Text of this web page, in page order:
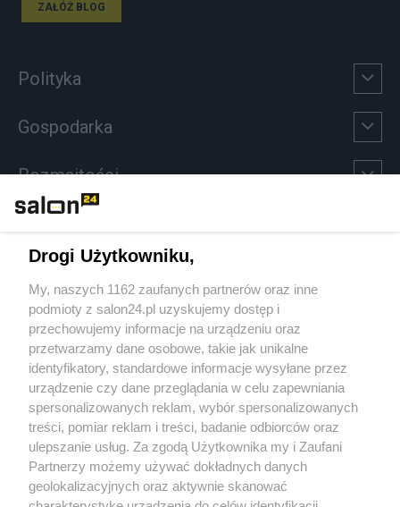
ZAŁÓŻ BLOG
Polityka
Gospodarka
Rozmaitości
Sport
Społeczeństwo
Kultura
X Facebook Instagram Youtube
Drogi Użytkowniku,
My, naszych 1162 zaufanych partnerów oraz inne
podmioty z salon24.pl uzyskujemy dostęp i
przechowujemy informacje na urządzeniu oraz
przetwarzamy dane osobowe, takie jak unikalne
identyfikatory, standardowe informacje wysyłane przez
urządzenie czy dane przeglądania w celu zapewniania
spersonalizowanych reklam, wybór spersonalizowanych
treści, pomiar reklam i treści, badanie odbiorców oraz
ulepszanie usług. Za zgodą Użytkownika my i Zaufani
Partnerzy możemy używać dokładnych danych
geolokalizacyjnych oraz aktywnie skanować